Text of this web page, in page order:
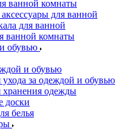
ванной комнаты
для ванной
для ванной
ванной комнаты
обувью
и обувью
за одеждой и обувью
хранения одежды
доски
белья